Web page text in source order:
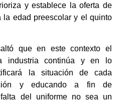
y establece la oferta de
la edad preescolar y el quinto
que en este contexto el
industria continúa y en lo
la situación de cada
y educando a fin de
del uniforme no sea un